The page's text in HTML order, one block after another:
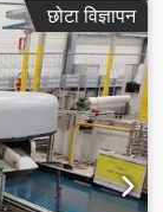
छोटा विज्ञापन